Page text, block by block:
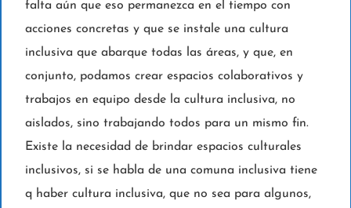
falta aún que eso permanezca en el tiempo con
acciones concretas y que se instale una cultura
inclusiva que abarque todas las áreas, y que, en
conjunto, podamos crear espacios colaborativos y
trabajos en equipo desde la cultura inclusiva, no
aislados, sino trabajando todos para un mismo fin.
Existe la necesidad de brindar espacios culturales
inclusivos, si se habla de una comuna inclusiva tiene
q haber cultura inclusiva, que no sea para algunos,